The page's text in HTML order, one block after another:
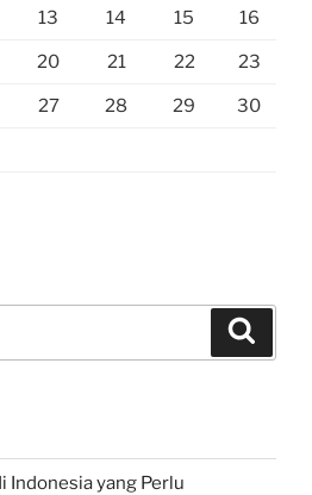
13 14 15 16
20 21 22 23
27 28 29 30
Indonesia yang Perlu